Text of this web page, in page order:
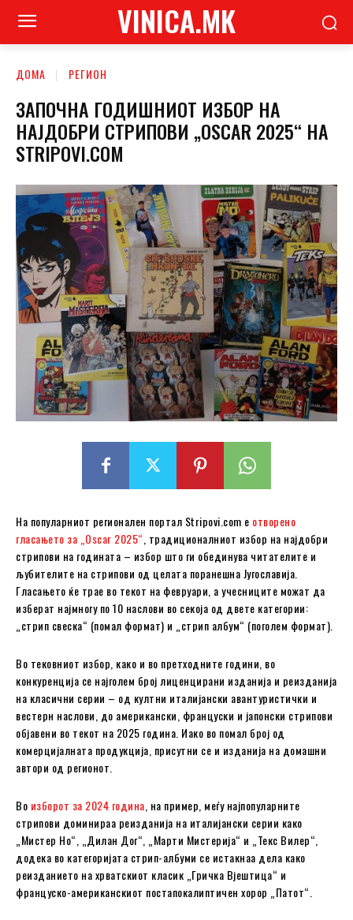
VINICA.MK
ДОМА РЕГИОН
ЗАПОЧНА ГОДИШНИОТ ИЗБОР НА
НАЈДОБРИ СТРИПОВИ „OSCAR 2025“ НА
STRIPOVI.COM
На популарниот регионален портал Stripovi.com е отворено
гласањето за „Oscar 2025“ , традиционалниот избор на најдобри
стрипови на годината – избор што ги обединува читателите и
љубителите на стрипови од целата поранешна Југославија.
Гласањето ќе трае во текот на февруари, а учесниците можат да
изберат најмногу по 10 наслови во секоја од двете категории:
„стрип свеска“ (помал формат) и „стрип албум“ (поголем формат).
Во тековниот избор, како и во претходните години, во
конкуренција се најголем број лиценцирани изданија и реизданија
на класични серии – од култни италијански авантуристички и
вестерн наслови, до американски, француски и јапонски стрипови
објавени во текот на 2025 година. Иако во помал број од
комерцијалната продукција, присутни се и изданија на домашни
автори од регионот.
Во изборот за 2024 година , на пример, меѓу најпопуларните
стрипови доминираа реизданија на италијански серии како
„Мистер Но“, „Дилан Дог“, „Марти Мистерија“ и „Текс Вилер“,
додека во категоријата стрип-албуми се истакнаа дела како
реизданието на хрватскиот класик „Гричка Вјештица“ и
француско-американскиот постапокалиптичен хорор „Патот“.